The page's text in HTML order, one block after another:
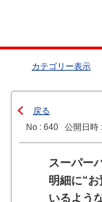
カテゴリー表示
戻る
No : 640
公開日時
スーパー
明細に“
いるよう